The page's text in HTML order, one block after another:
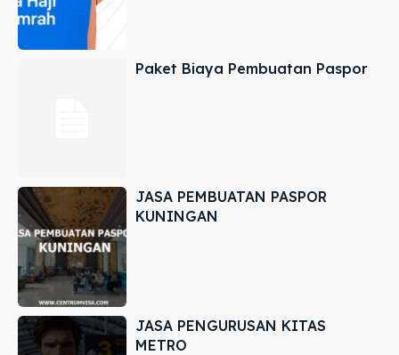
Paket Biaya Pembuatan Paspor
JASA PEMBUATAN PASPOR
KUNINGAN
JASA PENGURUSAN KITAS
METRO